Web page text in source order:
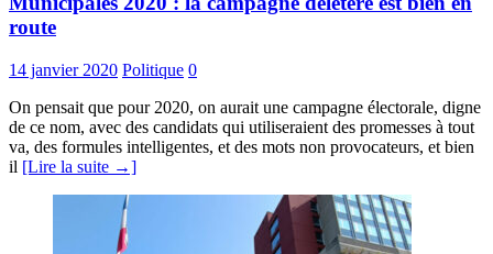
route
14 janvier 2020 Politique 0
On pensait que pour 2020, on aurait une campagne électorale, digne
de ce nom, avec des candidats qui utiliseraient des promesses à tout
va, des formules intelligentes, et des mots non provocateurs, et bien
il [Lire la suite →]